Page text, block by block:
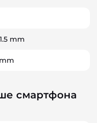
mm
смартфона